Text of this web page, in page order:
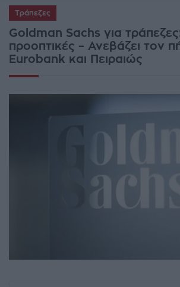
Τράπεζες
Goldman Sachs για
προοπτικές – Ανεβάζει τον
Eurobank και Πειραιώς